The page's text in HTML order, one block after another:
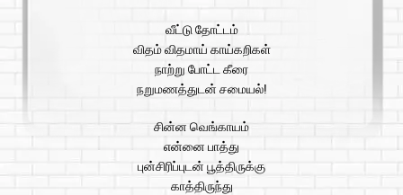
வீட்டு தோட்டம்
விதம் விதமாய் காய்கறிகள்
நாற்று போட்ட கீரை
நறுமணத்துடன் சமையல்!
சின்ன வெங்காயம்
என்னை பாத்து
புன்சிரிப்புடன் பூத்திருக்கு
காத்திருந்து